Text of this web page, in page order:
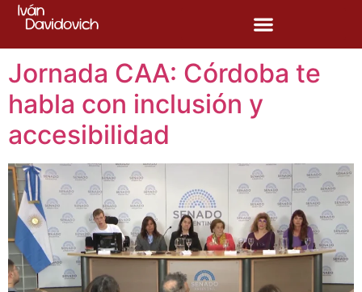
Etiqueta:
Jornada CAA: Córdoba te
habla con inclusión y
accesibilidad